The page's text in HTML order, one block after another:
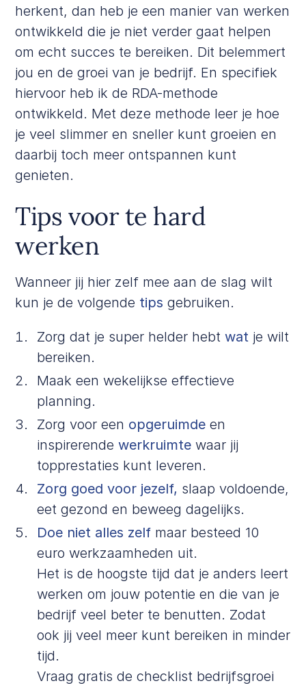
herkent, dan heb je een manier van werken
ontwikkeld die je niet verder gaat helpen
om echt succes te bereiken. Dit belemmert
jou en de groei van je bedrijf. En specifiek
hiervoor heb ik de RDA-methode
ontwikkeld. Met deze methode leer je hoe
je veel slimmer en sneller kunt groeien en
daarbij toch meer ontspannen kunt
genieten.
Tips voor te hard
werken
Wanneer jij hier zelf mee aan de slag wilt
kun je de volgende tips gebruiken.
Zorg dat je super helder hebtwat je wilt
bereiken.
Maak een wekelijkse effectieve
planning.
Zorg voor een opgeruimde en
inspirerendewerkruimte waar jij
topprestaties kunt leveren.
Zorg goed voor jezelf, slaap voldoende,
eet gezond en beweeg dagelijks.
Doe niet alles zelf maar besteed 10
euro werkzaamheden uit.
Het is de hoogste tijd dat je anders leert
werken om jouw potentie en die van je
bedrijf veel beter te benutten. Zodat
ook jij veel meer kunt bereiken in minder
tijd.
Vraag gratis dechecklist bedrijfsgroei